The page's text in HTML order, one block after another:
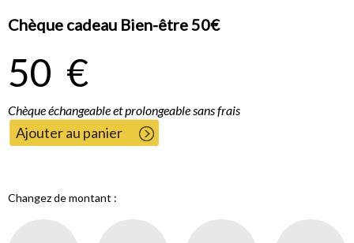
Chèque cadeau Bien-être 50€
50 €
Chèque échangeable et prolongeable sans frais
Ajouter au panier
Changez de montant :